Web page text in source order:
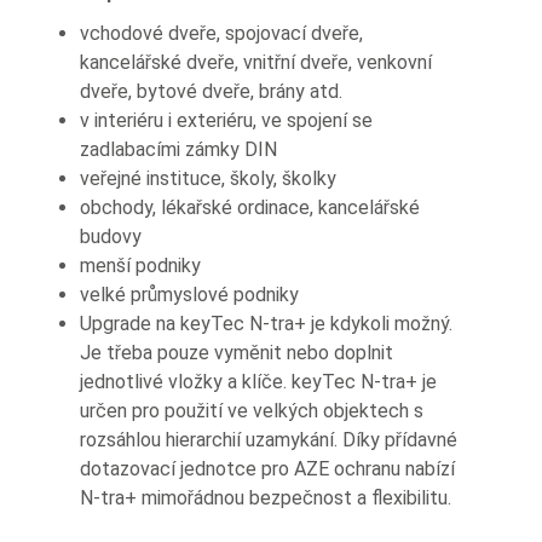
vchodové dveře, spojovací dveře,
kancelářské dveře, vnitřní dveře, venkovní
dveře, bytové dveře, brány atd.
v interiéru i exteriéru, ve spojení se
zadlabacími zámky DIN
veřejné instituce, školy, školky
obchody, lékařské ordinace, kancelářské
budovy
menší podniky
velké průmyslové podniky
Upgrade na keyTec N-tra+ je kdykoli možný.
Je třeba pouze vyměnit nebo doplnit
jednotlivé vložky a klíče. keyTec N-tra+ je
určen pro použití ve velkých objektech s
rozsáhlou hierarchií uzamykání. Díky přídavné
dotazovací jednotce pro AZE ochranu nabízí
N-tra+ mimořádnou bezpečnost a flexibilitu.